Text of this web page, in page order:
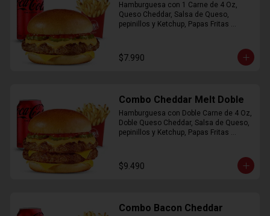
Hamburguesa con 1 Carne de 4 Oz,
Queso Cheddar, Salsa de Queso,
pepinillos y Ketchup, Papas Fritas
$7.990
Combo Cheddar Melt Doble
Hamburguesa con Doble Carne de 4 Oz,
Doble Queso Cheddar, Salsa de Queso,
pepinillos y Ketchup, Papas Fritas
$9.490
Combo Bacon Cheddar